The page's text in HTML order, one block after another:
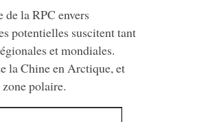
la RPC envers
potentielles suscitent tant
et mondiales.
la Chine en Arctique, et
polaire.